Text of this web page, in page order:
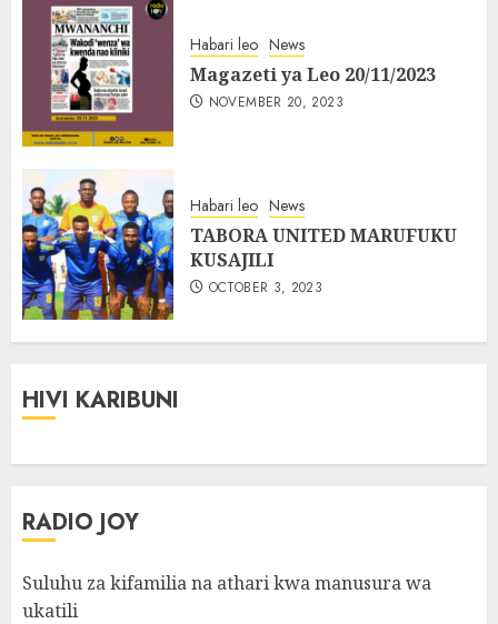
Habari leo News
Magazeti ya Leo 20/11/2023
NOVEMBER 20, 2023
Habari leo News
TABORA UNITED MARUFUKU
KUSAJILI
OCTOBER 3, 2023
HIVI KARIBUNI
RADIO JOY
Suluhu za kifamilia na athari kwa manusura wa
ukatili